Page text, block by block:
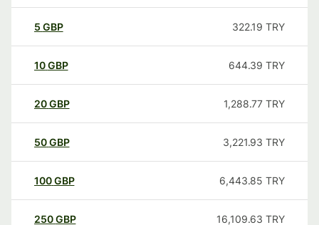
5 GBP 322.19 TRY
10GBP 644.39 TRY
20GBP 1,288.77 TRY
50GBP 3,221.93 TRY
100GBP 6,443.85 TRY
250GBP 16,109.63 TRY